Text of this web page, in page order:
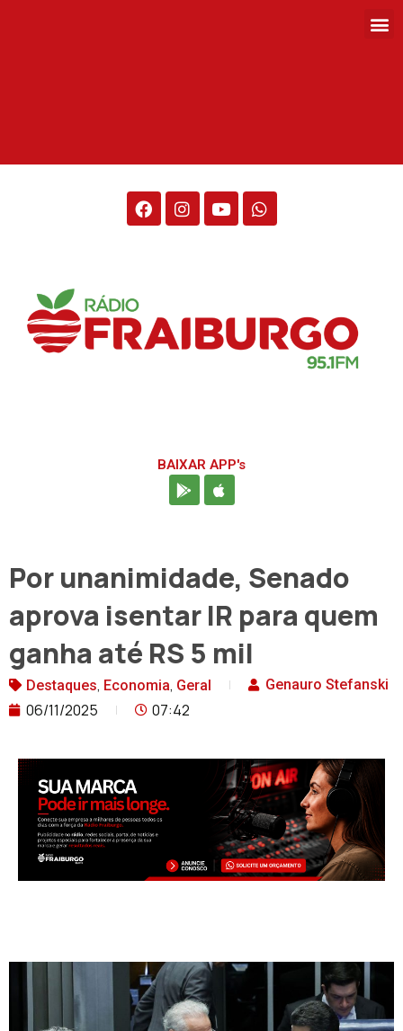
BAIXAR APP's
Por unanimidade, Senado
aprova isentar IR para quem
ganha até RS 5 mil
Destaques, Economia, Geral Genauro Stefanski
06/11/2025 07:42